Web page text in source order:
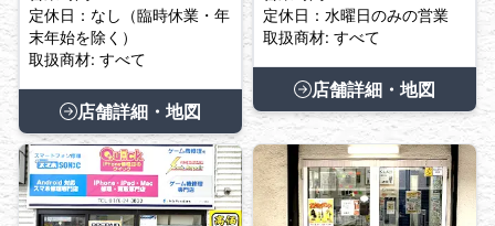
定休日：なし（臨時休業・年
末年始を除く）
取扱商材: すべて
店舗詳細・地図
定休日：水曜日のみの営業
取扱商材: すべて
店舗詳細・地図